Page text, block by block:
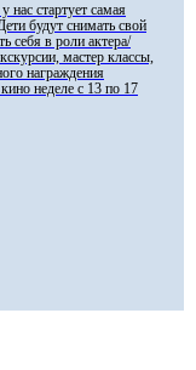
нас стартует самая
будут снимать свой
себя в роли актера/
мастер классы,
награждения
неделе с 13 по 17